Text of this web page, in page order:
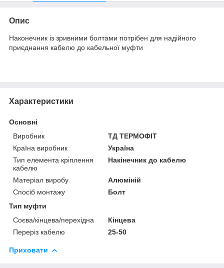
Опис
Наконечник із зривними болтами потрібен для надійного
приєднання кабелю до кабельної муфти
Характеристики
Основні
Виробник
ТД ТЕРМОФІТ
Країна виробник
Україна
Тип елемента кріплення
кабелю
Накінечник до кабелю
Матеріал виробу
Алюміній
Спосіб монтажу
Болт
Тип муфти
Соєва/кінцева/перехідна
Кінцева
Переріз кабелю
25-50
Приховати